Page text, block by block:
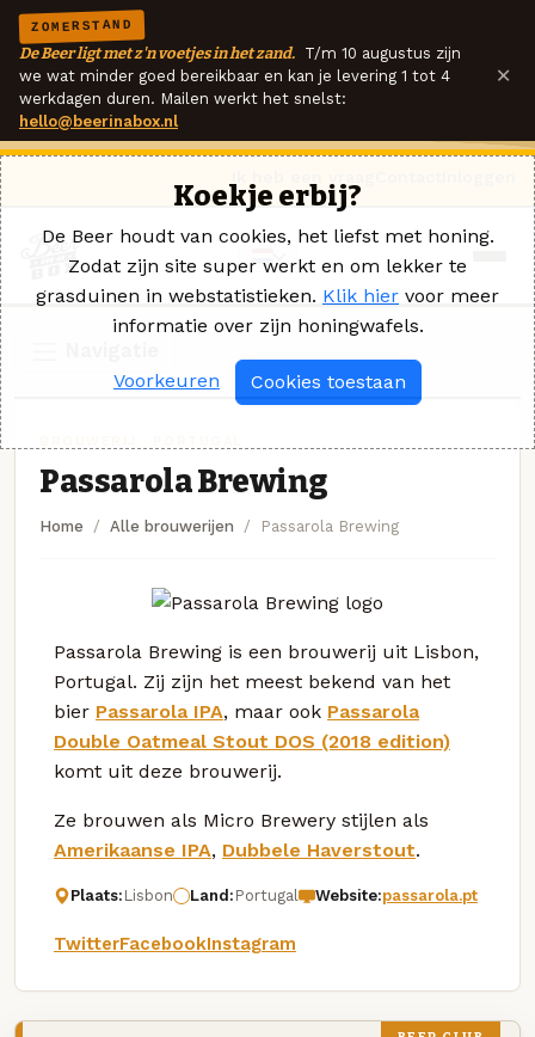
ZOMERSTAND
De Beer ligt met z'n voetjes in het zand. T/m 10 augustus zijn
we wat minder goed bereikbaar en kan je levering 1 tot 4
werkdagen duren. Mailen werkt het snelst:
hello@beerinabox.nl
×
Passarola Brewing
Home Alle brouwerijen Passarola Brewing
Passarola Brewing is een brouwerij uit Lisbon,
Portugal. Zij zijn het meest bekend van het
bier Passarola IPA, maar ook Passarola
Double Oatmeal Stout DOS (2018 edition)
komt uit deze brouwerij.
Ze brouwen als Micro Brewery stijlen als
Amerikaanse IPA, Dubbele Haverstout.
Plaats: Lisbon Land: Portugal Website:passarola.pt
TwitterFacebookInstagram
Koekje erbij?
De Beer houdt van cookies, het liefst met honing.
Zodat zijn site super werkt en om lekker te
grasduinen in webstatistieken. Klik hier voor meer
informatie over zijn honingwafels.
Voorkeuren Cookies toestaan